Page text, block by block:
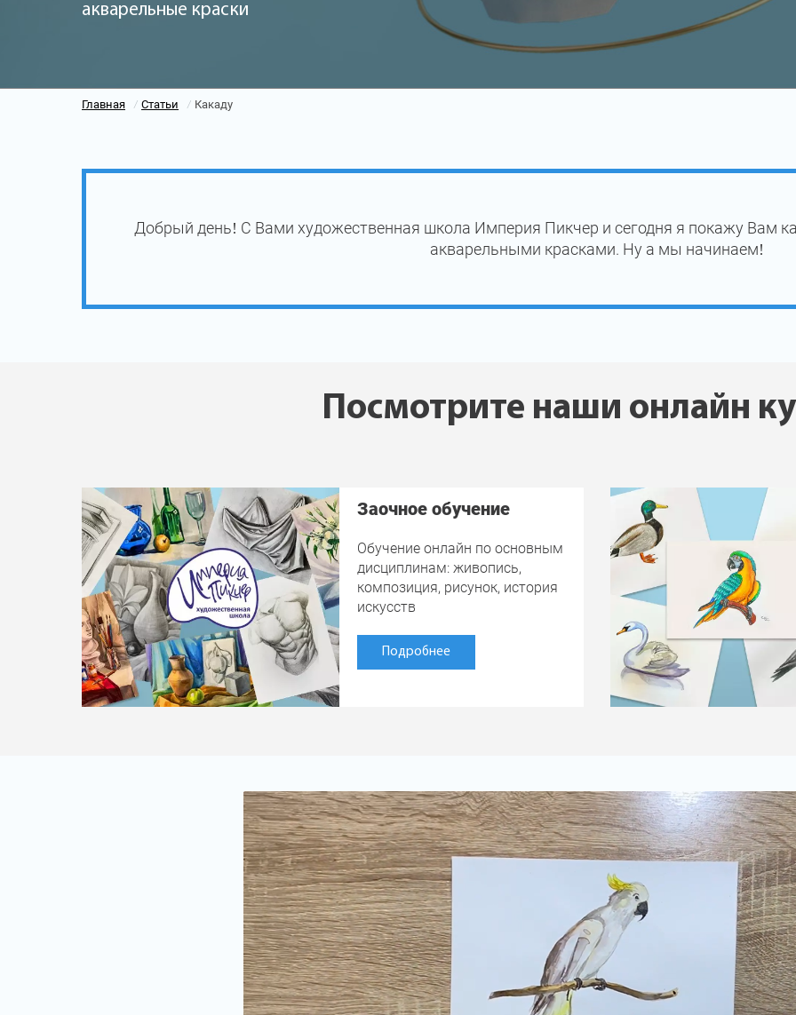
акварельные краски
Главная / Статьи / Какаду
Добрый день! С Вами художественная школа Империя Пикчер и сегодня я покажу Вам
акварельными красками. Ну а мы начинаем!
Посмотрите наши онлайн
Заочное обучение
Обучение онлайн по основным
дисциплинам: живопись,
композиция, рисунок, история
искусств
Подробнее